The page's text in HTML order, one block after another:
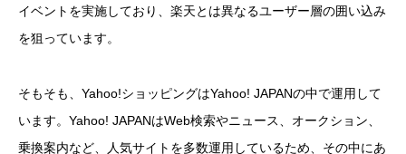
イベントを実施しており、楽天とは異なるユーザー層の囲い込み
を狙っています。
そもそも、Yahoo!ショッピングはYahoo! JAPANの中で運用して
います。Yahoo! JAPANはWeb検索やニュース、オークション、
乗換案内など、人気サイトを多数運用しているため、その中にあ